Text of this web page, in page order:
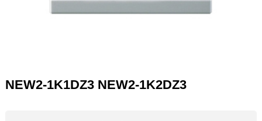
NEW2-1K1DZ3 NEW2-1K2DZ3